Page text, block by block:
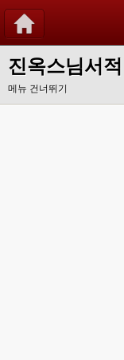
진옥스님서적
메뉴 건너뛰기